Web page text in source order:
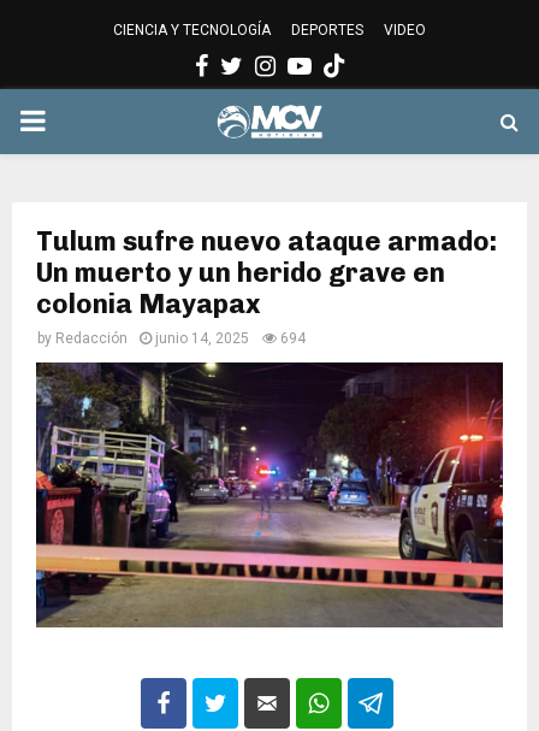
CIENCIA Y TECNOLOGÍA DEPORTES VIDEO
Facebook
Twitter
Instagram
Youtube
PRIMARY
Tulum sufre nuevo ataque armado:
Un muerto y un herido grave en
colonia Mayapax
by Redacción junio 14, 2025 694